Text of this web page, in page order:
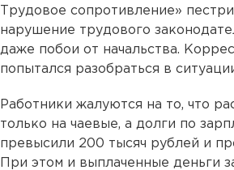
Трудовое сопротивление»
нарушение трудового
даже побои от начальства.
попытался разобраться в
Работники жалуются на то, что
только на чаевые, а долги по
превысили 200 тысяч рублей и
При этом и выплаченные деньги